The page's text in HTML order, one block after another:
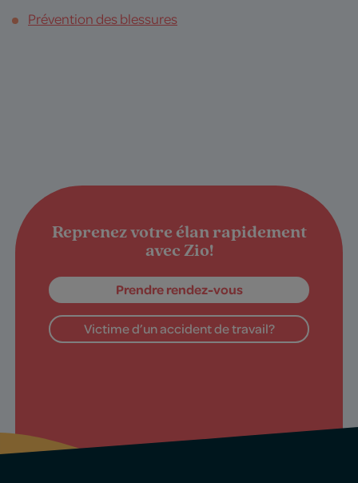
Prévention des blessures
Reprenez votre élan rapidement
avec Zio!
Prendre rendez-vous
Victime d’un accident de travail?